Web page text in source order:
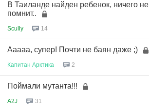
В Таиланде найден ребенок, ничего не
помнит..
Scully 14
Ааааа, супер! Почти не баян даже ;)
Капитан Арктика 2
Поймали мутанта!!!
A2J 31